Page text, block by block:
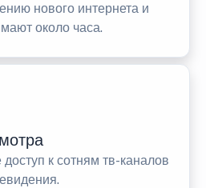
нового интернета и
около часа.
к сотням тв-каналов